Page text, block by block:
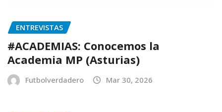
ENTREVISTAS
#ACADEMIAS: Conocemos la
Academia MP (Asturias)
Futbolverdadero Mar 30, 2026